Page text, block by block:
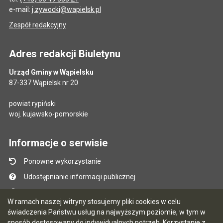
W ramach naszej witryny stosujemy pliki cookies w celu
świadczenia Państwu usług na najwyższym poziomie, w tym w
e-mail: j.zywocki@wapielsk.pl
Zespół redakcyjny
Adres redakcji Biuletynu
Urząd Gminy w Wąpielsku
87-337 Wąpielsk nr 20
powiat rypiński
woj. kujawsko-pomorskie
Informacje o serwisie
Ponowne wykorzystanie
Udostępnianie informacji publicznej
Mapa serwisu
Instrukcja obsługi